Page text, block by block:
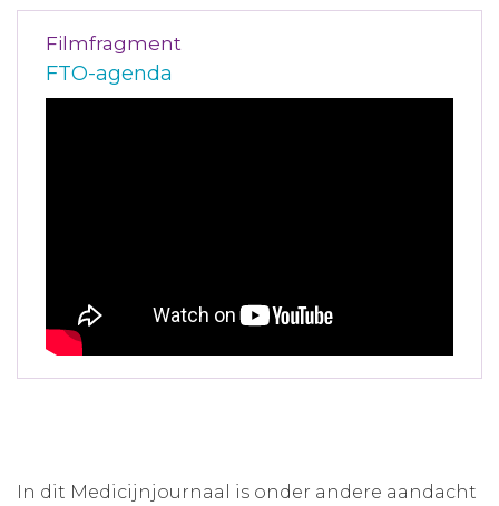
Filmfragment
FTO-agenda
In dit Medicijnjournaal is onder andere aandacht